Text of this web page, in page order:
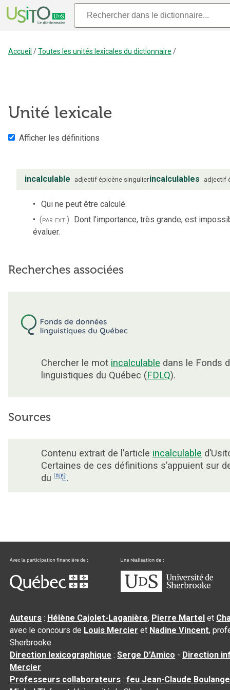
Accueil /Toutes les unités lexicales du dictionnaire /
Unité lexicale
Afficher les définitions
incalculable adjectif épicène singulierincalculables adjectif
Qui ne peut être calculé.
(par ext.) Dont l’importance, très grande, est
évaluer.
Recherches associées
Chercher le mot incalculable dans le Fonds
linguistiques du Québec (FDLQ).
Sources
Contenu extrait de l’article incalculable
Certaines de ces définitions s’appuient sur
du
.
Auteurs : Hélène Cajolet-Laganière, Pierre Martel et
avec le concours de Louis Mercier et Nadine Vincent,
Sherbrooke
Direction lexicographique :Serge D’Amico - Direction
Mercier
Professeurs collaborateurs :feu Jean-Claude